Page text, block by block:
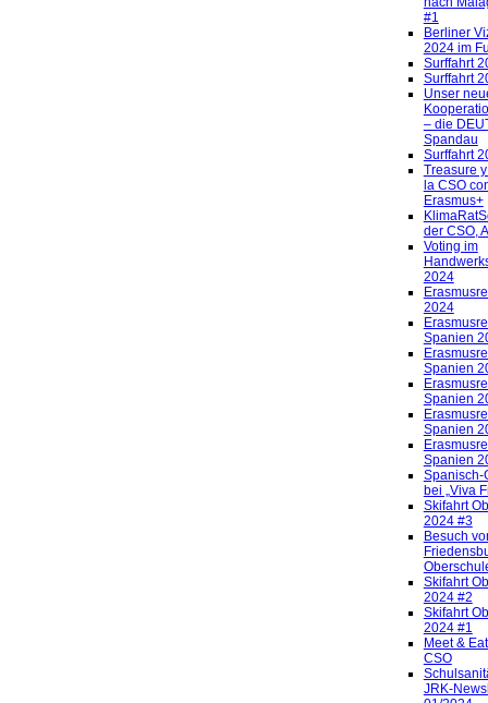
#1
Berliner
2024 im
Surffahrt
Surffahrt
Unser
– die
Spandau
Surffahrt
Treasure
la CSO
Erasmus+
der CSO,
Voting im
2024
2024
Spanien
Spanien
Spanien
Spanien
Spanien
Spanisch-
bei „Viva
Skifahrt
2024 #3
Besuch
Skifahrt
2024 #2
Skifahrt
2024 #1
Meet &
CSO
JRK-